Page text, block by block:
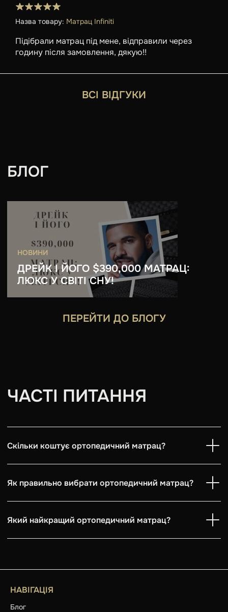
Назва товару: Матрац Infiniti
Підібрали матрац під мене, відправили через
годину після замовлення, дякую!!
ВСІ ВІДГУКИ
БЛОГ
НОВИНИ
ДРЕЙК І ЙОГО $390,000 МАТРАЦ:
ЛЮКС У СВІТІ СНУ!
ПЕРЕЙТИ ДО БЛОГУ
ЧАСТІ ПИТАННЯ
Скільки коштує ортопедичний матрац?
Як правильно вибрати ортопедичний матрац?
Який найкращий ортопедичний матрац?
НАВІГАЦІЯ
Блог